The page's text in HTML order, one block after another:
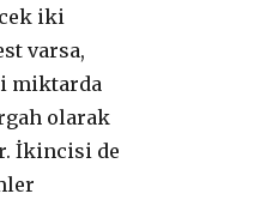
iki
varsa,
miktarda
olarak
İkincisi de